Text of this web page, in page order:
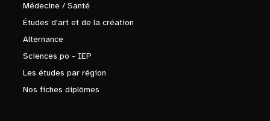
Médecine / Santé
Études d'art et de la création
Alternance
Sciences po - IEP
Les études par région
Nos fiches diplômes